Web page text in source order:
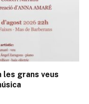
les grans veus